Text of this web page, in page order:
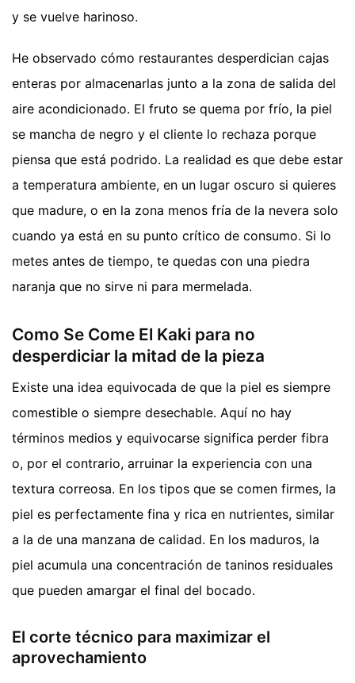
y se vuelve harinoso.
He observado cómo restaurantes desperdician cajas
enteras por almacenarlas junto a la zona de salida del
aire acondicionado. El fruto se quema por frío, la piel
se mancha de negro y el cliente lo rechaza porque
piensa que está podrido. La realidad es que debe estar
a temperatura ambiente, en un lugar oscuro si quieres
que madure, o en la zona menos fría de la nevera solo
cuando ya está en su punto crítico de consumo. Si lo
metes antes de tiempo, te quedas con una piedra
naranja que no sirve ni para mermelada.
Como Se Come El Kaki para no
desperdiciar la mitad de la pieza
Existe una idea equivocada de que la piel es siempre
comestible o siempre desechable. Aquí no hay
términos medios y equivocarse significa perder fibra
o, por el contrario, arruinar la experiencia con una
textura correosa. En los tipos que se comen firmes, la
piel es perfectamente fina y rica en nutrientes, similar
a la de una manzana de calidad. En los maduros, la
piel acumula una concentración de taninos residuales
que pueden amargar el final del bocado.
El corte técnico para maximizar el
aprovechamiento